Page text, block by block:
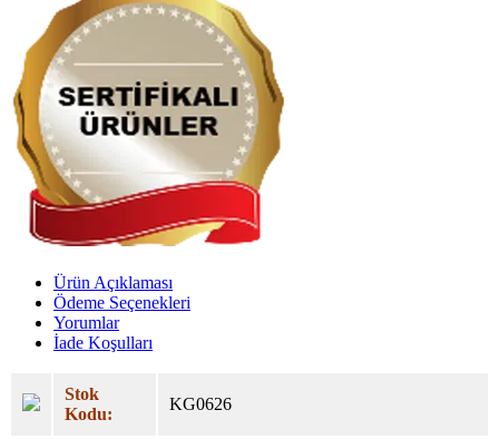
Ürün Açıklaması
Ödeme Seçenekleri
Yorumlar
İade Koşulları
Stok
Kodu:
KG0626